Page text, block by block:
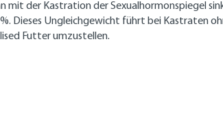
der Kastration der Sexualhormonspiegel
Dieses Ungleichgewicht führt bei Kastraten
Futter umzustellen.